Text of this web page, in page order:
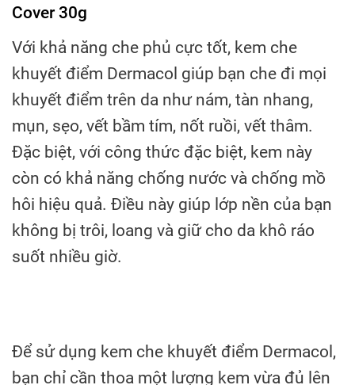
Cover 30g
Với khả năng che phủ cực tốt, kem che
khuyết điểm Dermacol giúp bạn che đi mọi
khuyết điểm trên da như nám, tàn nhang,
mụn, sẹo, vết bầm tím, nốt ruồi, vết thâm.
Đặc biệt, với công thức đặc biệt, kem này
còn có khả năng chống nước và chống mồ
hôi hiệu quả. Điều này giúp lớp nền của bạn
không bị trôi, loang và giữ cho da khô ráo
suốt nhiều giờ.
Để sử dụng kem che khuyết điểm Dermacol,
bạn chỉ cần thoa một lượng kem vừa đủ lên